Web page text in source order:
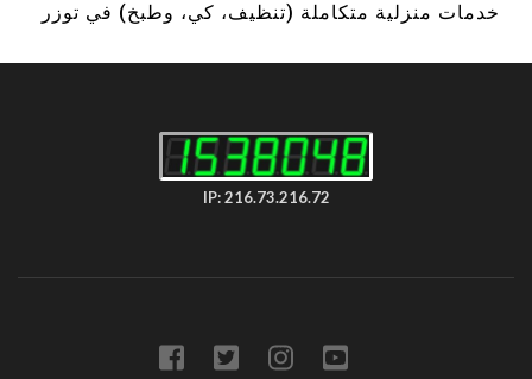
خدمات منزلية متكاملة (تنظيف، كي، وطبخ) في توزر
IP: 216.73.216.72